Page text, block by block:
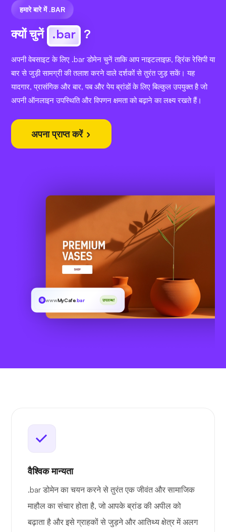
हमारे बारे में .BAR
क्यों चुनें .bar ?
अपनी वेबसाइट के लिए .bar डोमेन चुनें ताकि आप नाइटलाइफ़, ड्रिंक रेसिपी या
बार से जुड़ी सामग्री की तलाश करने वाले दर्शकों से तुरंत जुड़ सकें। यह
यादगार, प्रासंगिक और बार, पब और पेय ब्रांडों के लिए बिल्कुल उपयुक्त है जो
अपनी ऑनलाइन उपस्थिति और विपणन क्षमता को बढ़ाने का लक्ष्य रखते हैं।
अपना प्राप्त करें
wwwMyCafe.bar उपलब्ध!
वैश्विक मान्यता
.bar डोमेन का चयन करने से तुरंत एक जीवंत और सामाजिक
माहौल का संचार होता है, जो आपके ब्रांड की अपील को
बढ़ाता है और इसे ग्राहकों से जुड़ने और आतिथ्य क्षेत्र में अलग